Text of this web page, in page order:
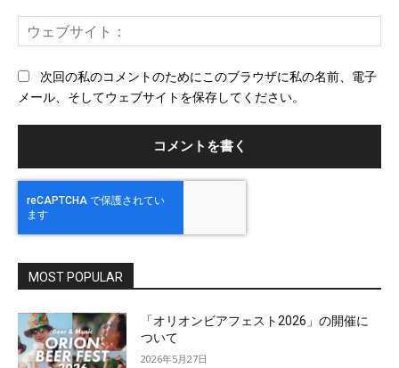
ー
ェ
次回の私のコメントのためにこのブラウザに私の名前、電子
メール、そしてウェブサイトを保存してください。
MOST POPULAR
「オリオンビアフェスト2026」の開催に
ついて
2026年5月27日